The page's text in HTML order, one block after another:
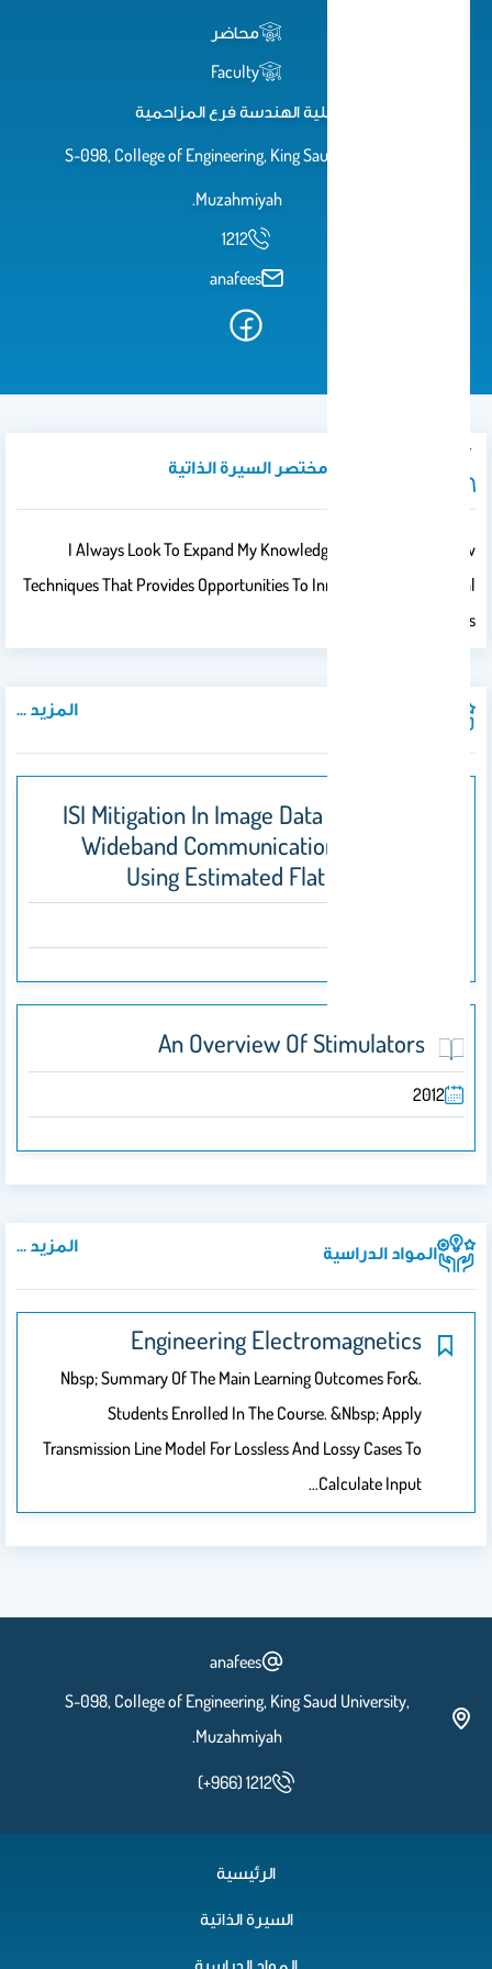
محاضر
Faculty
كلية الهندسة فرع المزاحمية
S-098, College of Engineering, King Saud University,
Muzahmiyah.
1212
anafees
نبذة تعريفية / مختصر السيرة الذاتية
I Always Look To Expand My Knowledge And Find Some New
Techniques That Provides Opportunities To Innovate On A Continual
Basis.
المزيد ...
ISI Mitigation In Image Data For Wireless
Wideband Communications Receivers
Using Estimated Flat Fading Error
An Overview Of Stimulators
2012
المواد الدراسية المزيد ...
Engineering Electromagnetics
.&nbsp; Summary Of The Main Learning Outcomes For
Students Enrolled In The Course. &nbsp; Apply
Transmission Line Model For Lossless And Lossy Cases To
Calculate Input…
anafees
S-098, College of Engineering, King Saud University,
Muzahmiyah.
(+966) 1212
الرئيسية
السيرة الذاتية